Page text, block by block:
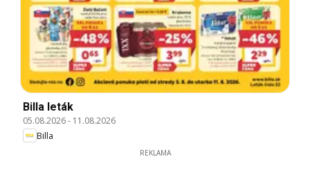
Billa leták
05.08.2026- 11.08.2026
Billa
REKLAMA